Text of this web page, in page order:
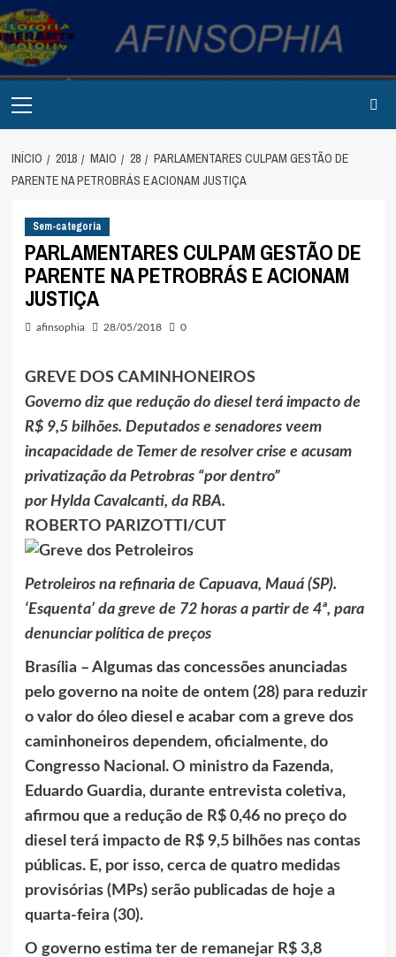
Avançar
para
o
conteúdo
Menu
INÍCIO 2018 MAIO 28
PARLAMENTARES CULPAM GESTÃO DE
PARENTE NA PETROBRÁS E ACIONAM JUSTIÇA
Sem-categoria
PARLAMENTARES CULPAM GESTÃO DE
PARENTE NA PETROBRÁS E ACIONAM
JUSTIÇA
afinsophia 28/05/2018 0
GREVE DOS CAMINHONEIROS
Governo diz que redução do diesel terá impacto de
R$ 9,5 bilhões. Deputados e senadores veem
incapacidade de Temer de resolver crise e acusam
privatização da Petrobras “por dentro”
por Hylda Cavalcanti, da RBA.
ROBERTO PARIZOTTI/CUT
Petroleiros na refinaria de Capuava, Mauá (SP).
‘Esquenta’ da greve de 72 horas a partir de 4ª, para
denunciar política de preços
Brasília – Algumas das concessões anunciadas
pelo governo na noite de ontem (28) para reduzir
o valor do óleo diesel e acabar com a greve dos
caminhoneiros dependem, oficialmente, do
Congresso Nacional. O ministro da Fazenda,
Eduardo Guardia, durante entrevista coletiva,
afirmou que a redução de R$ 0,46 no preço do
diesel terá impacto de R$ 9,5 bilhões nas contas
públicas. E, por isso, cerca de quatro medidas
provisórias (MPs) serão publicadas de hoje a
quarta-feira (30).
O governo estima ter de remanejar R$ 3,8